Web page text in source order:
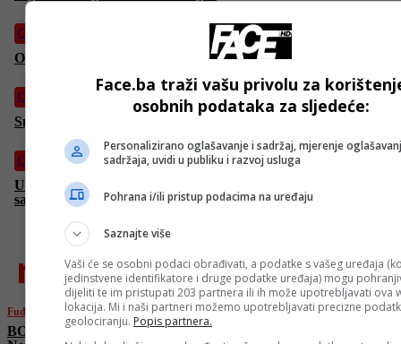
Crna hronika
Osumnjičena za ubistvo majke u nadležnosti Tužilaštva KS
Crna hronika
Snažan zemljotres pogodio Japan
Crna hronika
Uhapšena žena koja je usmrtila majku, pa pokušala izvršiti
samoubistvo
najnovije
Fudbal
BOMBA u Bordo klubu: Na Koševo stiže
Face.ba traži vašu privolu za
osobnih podataka za sljedeće:
Personalizirano oglašavanje i sadržaj, mjerenje
sadržaja, uvidi u publiku i razvoj usluga
Pohrana i/ili pristup podacima na uređaju
Saznajte više
Vaši će se osobni podaci obrađivati, a podatke s vašeg uređaja
jedinstvene identifikatore i druge podatke uređaja) mogu
dijeliti te im pristupati 203 partnera ili ih može upotrebljavati ova
lokacija. Mi i naši partneri možemo upotrebljavati precizne
geolociranju. Popis partnera.